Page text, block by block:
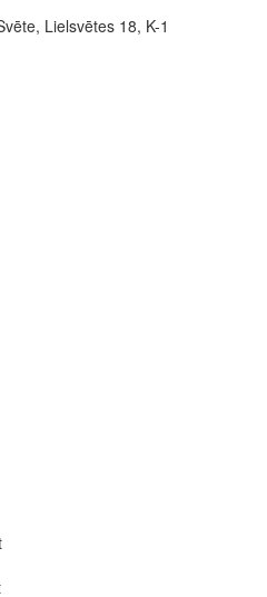
Lielsvētes 18, K-1